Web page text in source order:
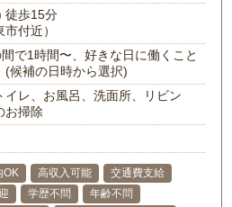
徒歩15分
市付近）
で1時間〜、好きな日に働くこと
(候補の日時から選択)
イレ、お風呂、洗面所、リビン
お掃除
OK 高収入可能
交通費支給
学歴不問
年齢不問